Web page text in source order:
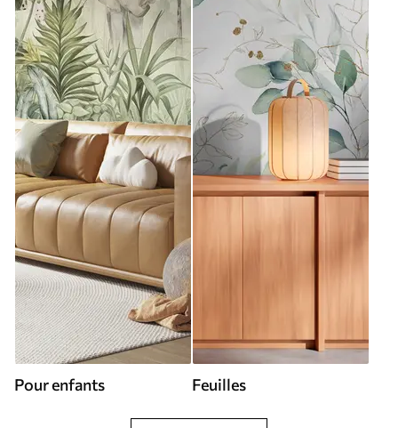
Pour enfants Feuilles